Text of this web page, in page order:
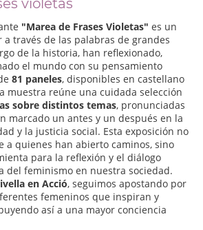
"Marea de Frases Violetas" es un
través de las palabras de grandes
de la historia, han reflexionado,
el mundo con su pensamiento
81 paneles, disponibles en castellano
muestra reúne una cuidada selección
sobre distintos temas, pronunciadas
marcado un antes y un después en la
y la justicia social. Esta exposición no
a quienes han abierto caminos, sino
para la reflexión y el diálogo
del feminismo en nuestra sociedad.
en Acció, seguimos apostando por
femeninos que inspiran y
así a una mayor conciencia